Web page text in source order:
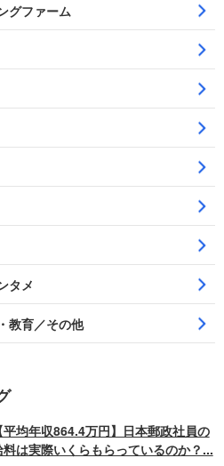
グファーム
タメ
教育／その他
平均年収864.4万円】日本郵政社員の
料は実際いくらもらっているのか？...